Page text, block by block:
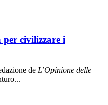
per civilizzare i
de L’Opinione delle